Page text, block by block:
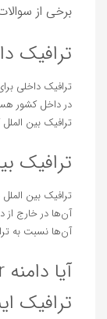
برخی از
ترافیک
ترافیک داخلی
در داخل کشور
ترافیک بین
ترافیک
ترافیک بین
آن‌ها در خارج
آن‌ها نسبت به
ترافیک